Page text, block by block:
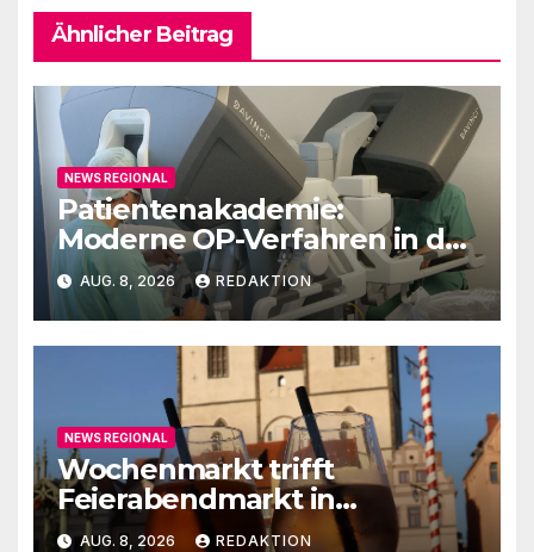
Ähnlicher Beitrag
NEWS REGIONAL
Patientenakademie:
Moderne OP-Verfahren in der
Urologie
AUG. 8, 2026 REDAKTION
NEWS REGIONAL
Wochenmarkt trifft
Feierabendmarkt in
Lutherstadt Wittenberg
AUG. 8, 2026 REDAKTION